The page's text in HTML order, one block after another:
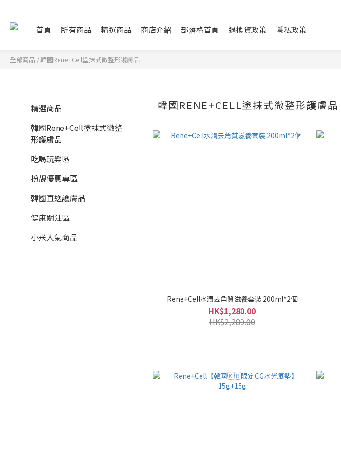
首頁 所有商品 精選商品 商店介紹 部落格首頁 退換貨政策 隱私政策
全部商品 /韓國Rene+Cell塗抹式微整形護膚品
精選商品
韓國Rene+Cell塗抹式微整
形護膚品
吃喝玩樂區
扮靚優惠專區
韓國直送護膚品
健康關注區
小米人氣商品
韓國RENE+CELL塗抹式微整形護膚品
Rene+Cell水潤去角質滋養套裝 200ml*2個
HK$1,280.00
HK$2,280.00